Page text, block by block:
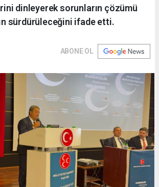
dinleyerek sorunların çözümü
sürdürüleceğini ifade etti.
ABONE OL